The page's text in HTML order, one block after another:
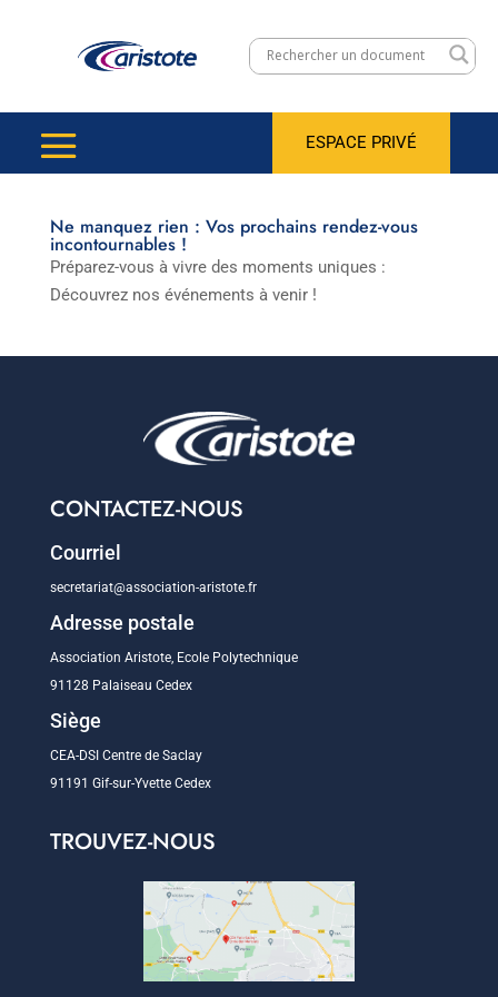
ESPACE PRIVÉ
Ne manquez rien : Vos prochains rendez-vous
incontournables !
Préparez-vous à vivre des moments uniques :
Découvrez nos événements à venir !
CONTACTEZ-NOUS
Courriel
secretariat@association-aristote.fr
Adresse postale
Association Aristote, Ecole Polytechnique
91128 Palaiseau Cedex
Siège
CEA-DSI Centre de Saclay
91191 Gif-sur-Yvette Cedex
TROUVEZ-NOUS